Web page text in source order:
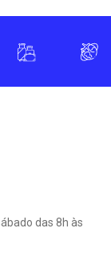
das 8h às